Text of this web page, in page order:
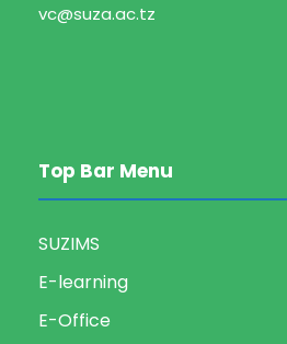
vc@suza.ac.tz
Top Bar Menu
SUZIMS
E-learning
E-Office